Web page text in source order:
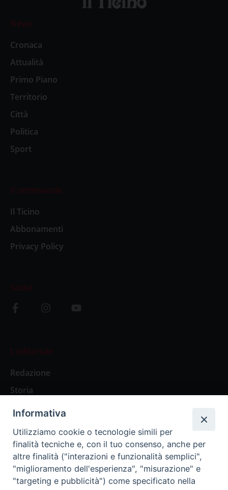
News
Cronaca
Attualità
Primo Piano
Territorio
Città
Politica
Sport
Il settimanale
Il Ticino
Abbonamenti
Privacy Policy
Social
L’editoriale
Redazione
Storia
Abbonamenti
Abbonamento Annuale Digitale
Abbonamento Annuale Cartaceo
Abbonamento Singola Copia Digitale
Informativa
Utilizziamo cookie o tecnologie simili per
finalità tecniche e, con il tuo consenso, anche per
altre finalità ("interazioni e funzionalità semplici",
"miglioramento dell'esperienza", "misurazione" e
"targeting e pubblicità") come specificato nella